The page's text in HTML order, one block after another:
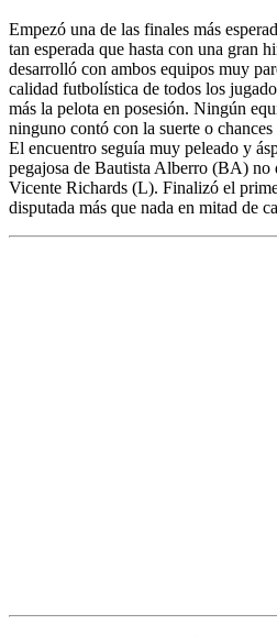
Empezó una de las finales más
tan esperada que hasta con una gran
desarrolló con ambos equipos muy
calidad futbolística de todos los
más la pelota en posesión. Ningún
ninguno contó con la suerte o
El encuentro seguía muy peleado y
pegajosa de Bautista Alberro (BA) no
Vicente Richards (L). Finalizó el
disputada más que nada en mitad de